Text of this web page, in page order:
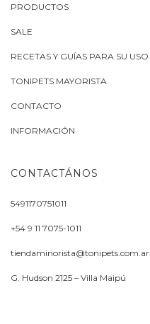
PRODUCTOS
SALE
RECETAS Y GUÍAS PARA SU USO
TONIPETS MAYORISTA
CONTACTO
INFORMACIÓN
CONTACTÁNOS
5491170751011
+54 9 11 7075-1011
tiendaminorista@tonipets.com.ar
G. Hudson 2125 – Villa Maipú